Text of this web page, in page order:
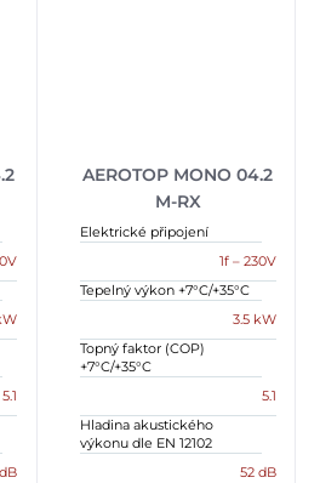
5.1
AEROTOP MONO 04.2
M-RX
Elektrické připojení
1f – 230V
Tepelný výkon +7°C/+35°C
3.5 kW
Topný faktor (COP)
+7°C/+35°C
5.1
Hladina akustického
výkonu dle EN 12102
52 dB